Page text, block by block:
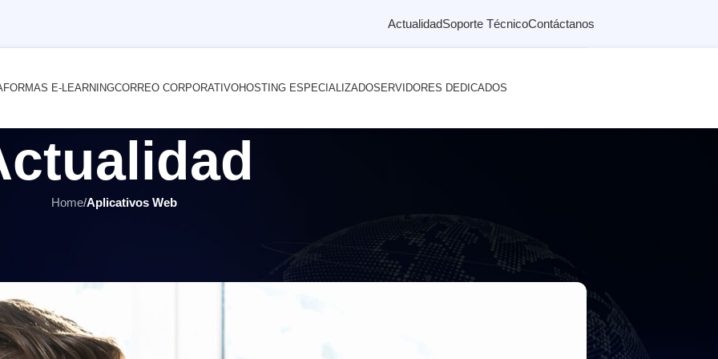
ActualidadSoporte TécnicoContáctanos
E-LEARNINGCORREO CORPORATIVOHOSTING ESPECIALIZADOSERVIDORES DEDICADOS
Home/Aplicativos Web